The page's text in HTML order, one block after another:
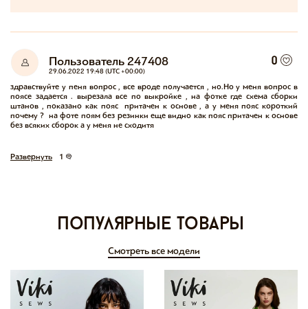
Пользователь 247408
29.06.2022 19:48 (UTC +00:00)
0
здравствуйте у пеня вопрос , все вроде получается , но.Но у меня вопрос в
поясе задается . вырезала все по выкройке , на фотке где схема сборки
штанов , показано как пояс  притачен к основе , а у меня пояс короткий
почему ?  на фоте поям без резинки еще видно как пояс притачен к основе
без всяких сборок а у меня не сходитя
Развернуть 1
Популярные товары
Смотреть все модели